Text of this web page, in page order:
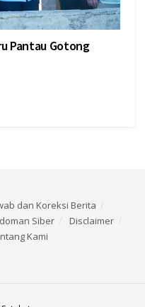
Pantau Gotong
dan Koreksi Berita
Siber
Disclaimer
Kami